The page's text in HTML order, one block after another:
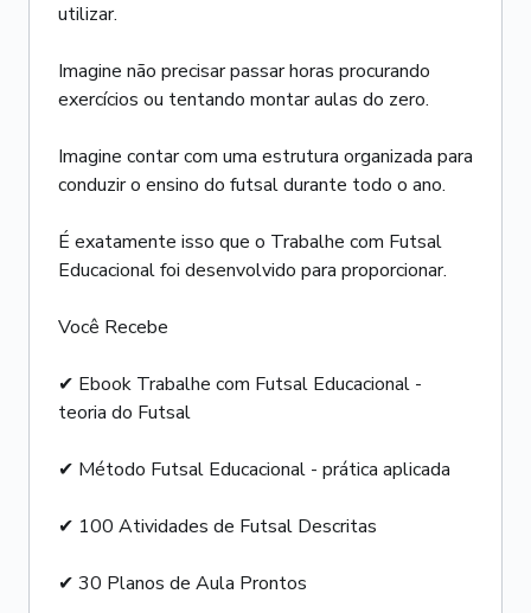
utilizar.
Imagine não precisar passar horas procurando
exercícios ou tentando montar aulas do zero.
Imagine contar com uma estrutura organizada para
conduzir o ensino do futsal durante todo o ano.
É exatamente isso que o Trabalhe com Futsal
Educacional foi desenvolvido para proporcionar.
Você Recebe
✔ Ebook Trabalhe com Futsal Educacional -
teoria do Futsal
✔ Método Futsal Educacional - prática aplicada
✔ 100 Atividades de Futsal Descritas
✔ 30 Planos de Aula Prontos